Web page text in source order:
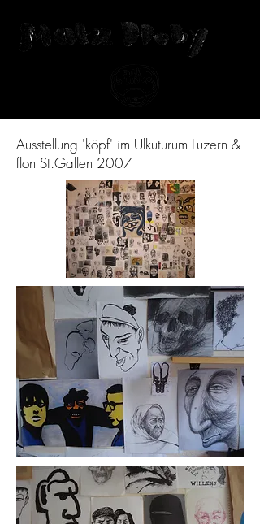
Ausstellung 'köpf' im Ulkuturum Luzern &
flon St.Gallen 2007